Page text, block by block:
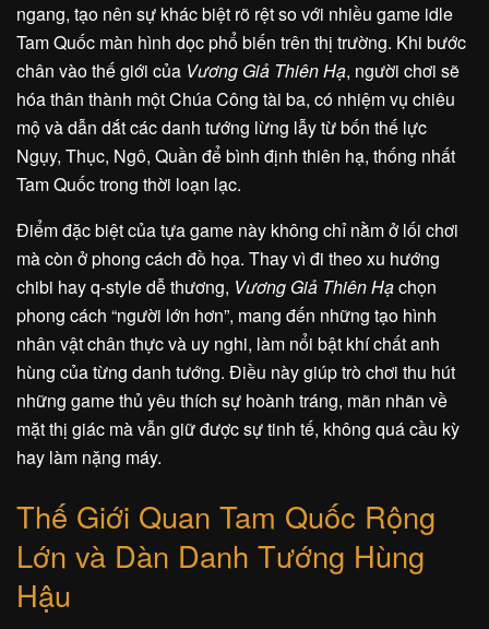
ngang, tạo nên sự khác biệt rõ rệt so với nhiều game idle
Tam Quốc màn hình dọc phổ biến trên thị trường. Khi bước
chân vào thế giới của Vương Giả Thiên Hạ, người chơi sẽ
hóa thân thành một Chúa Công tài ba, có nhiệm vụ chiêu
mộ và dẫn dắt các danh tướng lừng lẫy từ bốn thế lực
Ngụy, Thục, Ngô, Quần để bình định thiên hạ, thống nhất
Tam Quốc trong thời loạn lạc.
Điểm đặc biệt của tựa game này không chỉ nằm ở lối chơi
mà còn ở phong cách đồ họa. Thay vì đi theo xu hướng
chibi hay q-style dễ thương, Vương Giả Thiên Hạchọn
phong cách “người lớn hơn”, mang đến những tạo hình
nhân vật chân thực và uy nghi, làm nổi bật khí chất anh
hùng của từng danh tướng. Điều này giúp trò chơi thu hút
những game thủ yêu thích sự hoành tráng, mãn nhãn về
mặt thị giác mà vẫn giữ được sự tinh tế, không quá cầu kỳ
hay làm nặng máy.
Thế Giới Quan Tam Quốc Rộng
Lớn và Dàn Danh Tướng Hùng
Hậu